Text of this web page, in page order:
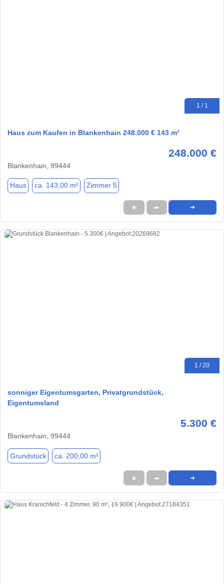
1 / 1
Haus zum Kaufen in Blankenhain 248.000 € 143 m²
248.000 €
Blankenhain, 99444
Haus ca. 143,00 m² Zimmer 5
★ ➦ ➜
1 / 20
sonniger Eigentumsgarten, Privatgrundstück,
Eigentumsland
5.300 €
Blankenhain, 99444
Grundstück ca. 200,00 m²
★ ➦ ➜